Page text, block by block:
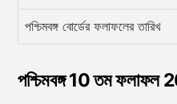
পশ্চিমবঙ্গ বোর্ডের ফলাফলের তারিখ
পশ্চিমবঙ্গ 10 তম ফলাফল